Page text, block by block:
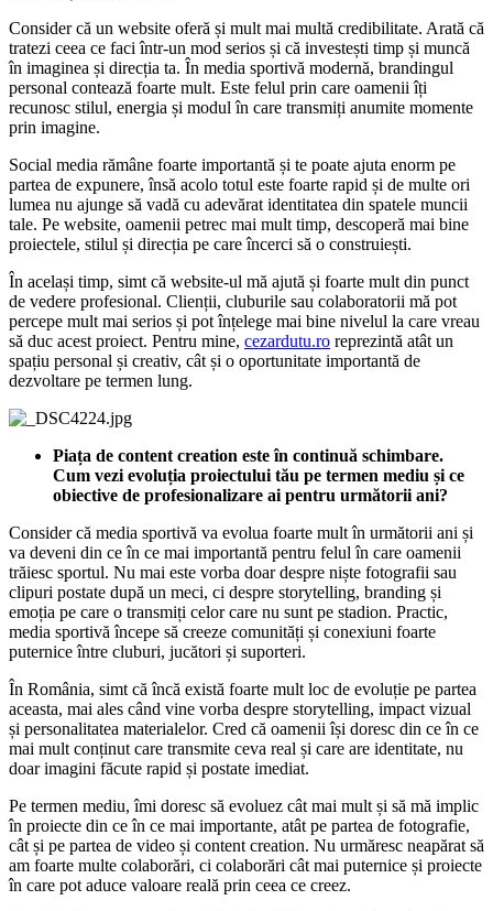
Consider că un website oferă și mult mai multă credibilitate. Arată că
tratezi ceea ce faci într-un mod serios și că investești timp și muncă
în imaginea și direcția ta. În media sportivă modernă, brandingul
personal contează foarte mult. Este felul prin care oamenii îți
recunosc stilul, energia și modul în care transmiți anumite momente
prin imagine.
Social media rămâne foarte importantă și te poate ajuta enorm pe
partea de expunere, însă acolo totul este foarte rapid și de multe ori
lumea nu ajunge să vadă cu adevărat identitatea din spatele muncii
tale. Pe website, oamenii petrec mai mult timp, descoperă mai bine
proiectele, stilul și direcția pe care încerci să o construiești.
În același timp, simt că website-ul mă ajută și foarte mult din punct
de vedere profesional. Clienții, cluburile sau colaboratorii mă pot
percepe mult mai serios și pot înțelege mai bine nivelul la care vreau
să duc acest proiect. Pentru mine, cezardutu.ro reprezintă atât un
spațiu personal și creativ, cât și o oportunitate importantă de
dezvoltare pe termen lung.
Piața de content creation este în continuă schimbare.
Cum vezi evoluția proiectului tău pe termen mediu și ce
obiective de profesionalizare ai pentru următorii ani?
Consider că media sportivă va evolua foarte mult în următorii ani și
va deveni din ce în ce mai importantă pentru felul în care oamenii
trăiesc sportul. Nu mai este vorba doar despre niște fotografii sau
clipuri postate după un meci, ci despre storytelling, branding și
emoția pe care o transmiți celor care nu sunt pe stadion. Practic,
media sportivă începe să creeze comunități și conexiuni foarte
puternice între cluburi, jucători și suporteri.
În România, simt că încă există foarte mult loc de evoluție pe partea
aceasta, mai ales când vine vorba despre storytelling, impact vizual
și personalitatea materialelor. Cred că oamenii își doresc din ce în ce
mai mult conținut care transmite ceva real și care are identitate, nu
doar imagini făcute rapid și postate imediat.
Pe termen mediu, îmi doresc să evoluez cât mai mult și să mă implic
în proiecte din ce în ce mai importante, atât pe partea de fotografie,
cât și pe partea de video și content creation. Nu urmăresc neapărat să
am foarte multe colaborări, ci colaborări cât mai puternice și proiecte
în care pot aduce valoare reală prin ceea ce creez.